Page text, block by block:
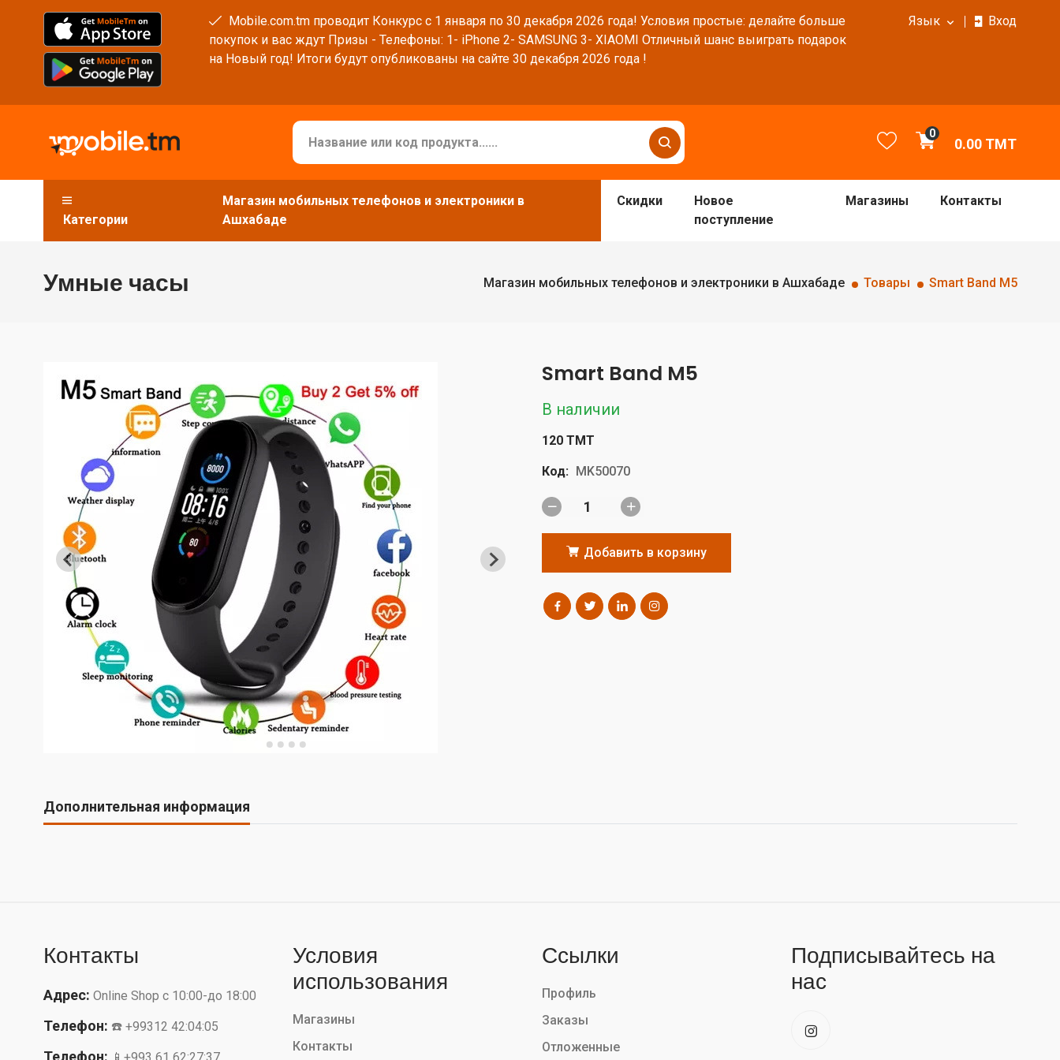
Mobile.com.tm проводит Конкурс с 1 января по 30 декабря 2026 года! Условия простые: делайте больше
покупок и вас ждут Призы - Телефоны: 1- iPhone 2- SAMSUNG 3- XIAOMI Отличный шанс выиграть подарок
на Новый год! Итоги будут опубликованы на сайте 30 декабря 2026 года !
Язык Вход
0
0.00 TMT
Категории
Магазин мобильных телефонов и электроники в
Ашхабаде
Скидки
Новое
поступление
Магазины Контакты
Умные часы Магазин мобильных телефонов и электроники в Ашхабаде Товары Smart Band M5
Smart Band M5
В наличии
120 TMT
Код: MK50070
Добавить в корзину
Дополнительная информация
Контакты
Адрес: Online Shop с 10:00-до 18:00
Телефон: ☎️ +99312 42:04:05
Условия
использования
Магазины
Контакты
Ссылки
Профиль
Заказы
Отложенные
Подписывайтесь на
нас